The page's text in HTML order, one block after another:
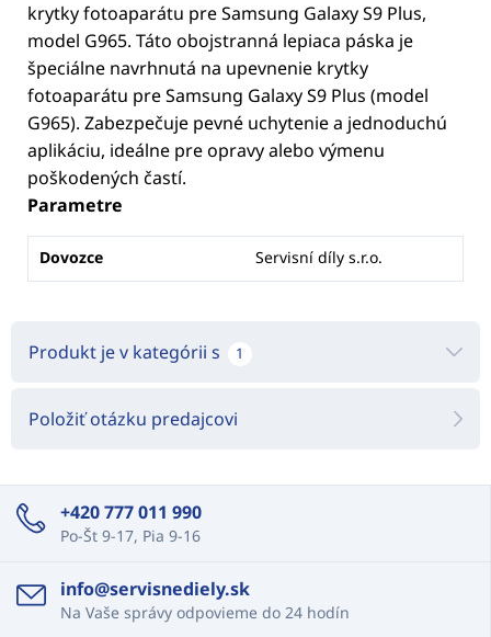
krytky fotoaparátu pre Samsung Galaxy S9 Plus,
model G965. Táto obojstranná lepiaca páska je
špeciálne navrhnutá na upevnenie krytky
fotoaparátu pre Samsung Galaxy S9 Plus (model
G965). Zabezpečuje pevné uchytenie a jednoduchú
aplikáciu, ideálne pre opravy alebo výmenu
poškodených častí.
Parametre
Dovozce Servisní díly s.r.o.
Produkt je v kategórii s 1
Položiť otázku predajcovi
+420 777 011 990
Po-Št 9-17, Pia 9-16
info@servisnediely.sk
Na Vaše správy odpovieme do 24 hodín